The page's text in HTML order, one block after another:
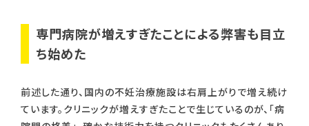
専門病院が増えすぎたことによる弊害も目立
ち始めた
前述した通り、国内の不妊治療施設は右肩上がりで増え続け
ています。クリニックが増えすぎたことで生じているのが、「病